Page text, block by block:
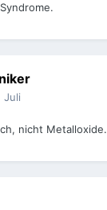
Juli
nicht Metalloxide.